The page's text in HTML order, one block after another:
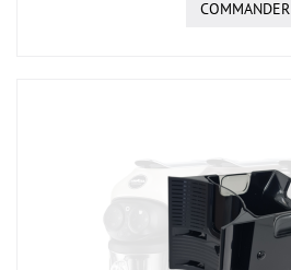
COMMANDER